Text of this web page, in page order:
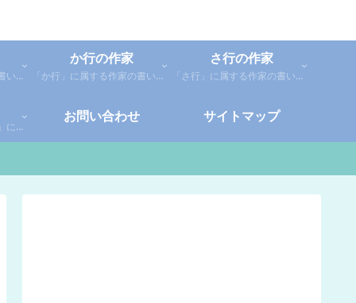
「あ行」に属する作家の書いた本の感想です。「あ」「い」「う」「え」「お」に分類しているので、お好きな作家の作品を探してみてください。
か行の作家
「か行」に属する作家の書いた本の感想です。さらに「か」「き」「く」「け」「こ」に分類していあります。お好きな作家の作品を探してみてください。
さ行の作家
「さ行」に属する作家の書いた本の感想です。さらに「さ」「し」「す」「せ」「そ」に分類していあります。お好きな作家の作品を探してみてください。
「や行」「ら行」「わ行」に属する作家の書いた本の感想です。さらに「や」「ゆ」「よ」「り」「れ」「わ」に分類していあります。お好きな作家の作品を探してみてください。
お問い合わせ サイトマップ